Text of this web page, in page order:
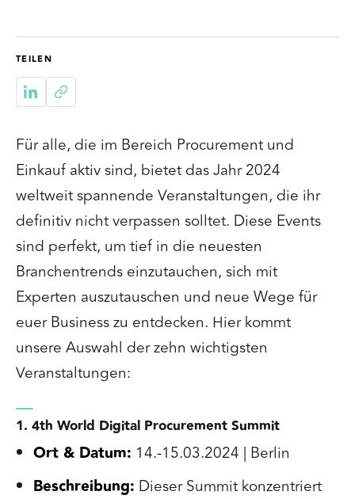
TEILEN
Für alle, die im Bereich Procurement und
Einkauf aktiv sind, bietet das Jahr 2024
weltweit spannende Veranstaltungen, die ihr
definitiv nicht verpassen solltet. Diese Events
sind perfekt, um tief in die neuesten
Branchentrends einzutauchen, sich mit
Experten auszutauschen und neue Wege für
euer Business zu entdecken. Hier kommt
unsere Auswahl der zehn wichtigsten
Veranstaltungen:
1. 4th World Digital Procurement Summit
Ort & Datum: 14.-15.03.2024 | Berlin
Beschreibung: Dieser Summit konzentriert